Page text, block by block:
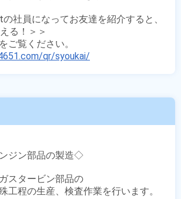
の社員になってお友達を紹介すると、
る！＞＞
qr/syoukai/
ジン部品の製造◇
スタービン部品の
工程の生産、検査作業を行います。